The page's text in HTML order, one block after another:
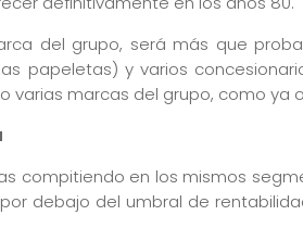
del grupo, será más que
papeletas) y varios
marcas del grupo, como ya
compitiendo en los mismos
debajo del umbral de